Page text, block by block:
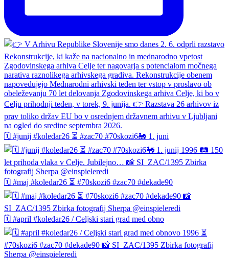
🗓️ #junij #koledar26 ⏳ #zac70 #70skozi6🚂 1. juni
🗓️ #maj #koledar26 ⏳ #70skozi6 #zac70 #dekade90
🗓️ #april #koledar26 / Celjski stari grad med obno